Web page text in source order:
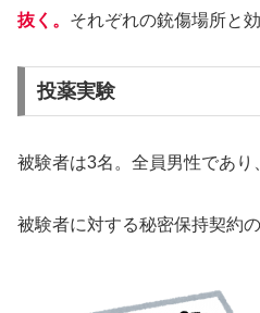
抜く。 それぞれの銃傷場所と
投薬実験
被験者は3名。全員男性であり
被験者に対する秘密保持契約の